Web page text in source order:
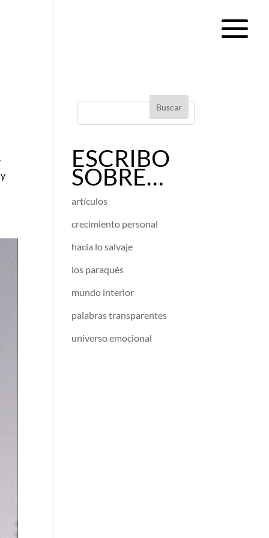
ESCRIBO
SOBRE…
artículos
crecimiento personal
hacia lo salvaje
los paraqués
mundo interior
palabras transparentes
universo emocional